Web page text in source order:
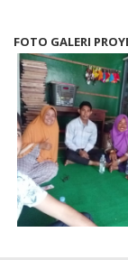
FOTO GALERI